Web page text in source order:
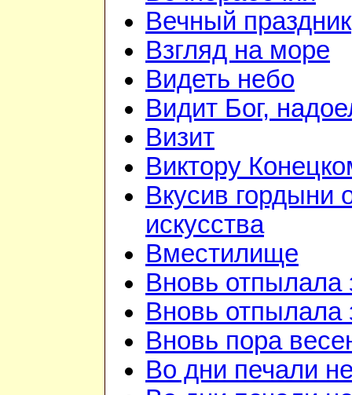
Вечный праздник
Взгляд на море
Видеть небо
Видит Бог,
Визит
Виктору
Вкусив гордыни
искусства
Вместилище
Вновь отпылала
Вновь отпылала
Вновь пора
Во дни печали